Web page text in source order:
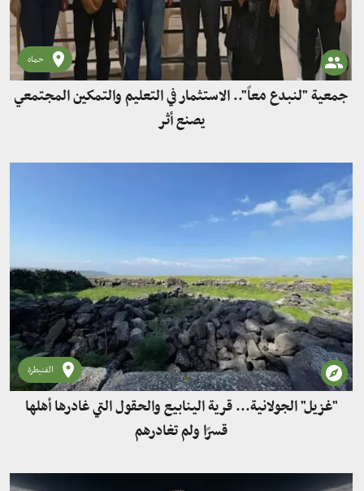
حماه
جمعية "لنبدع معاً".. الاستثمار في التعليم والتمكين المجتمعي
يصنع أثر
القنيطرة
"غزيل" الجولانية... قرية الينابيع والحقول التي غادرها أهلها
قسرًا ولم تغادرهم